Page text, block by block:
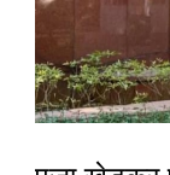
ने
घेतला
मोठा
निर्णय,परीक्षेचा